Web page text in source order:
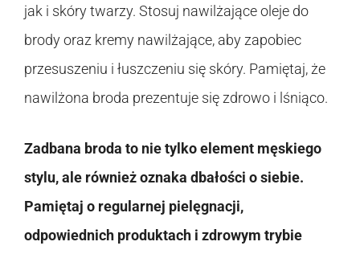
jak i skóry twarzy. Stosuj nawilżające oleje do
brody oraz kremy nawilżające, aby zapobiec
przesuszeniu i łuszczeniu się skóry. Pamiętaj, że
nawilżona broda prezentuje się zdrowo i lśniąco.
Zadbana broda to nie tylko element męskiego
stylu, ale również oznaka dbałości o siebie.
Pamiętaj o regularnej pielęgnacji,
odpowiednich produktach i zdrowym trybie